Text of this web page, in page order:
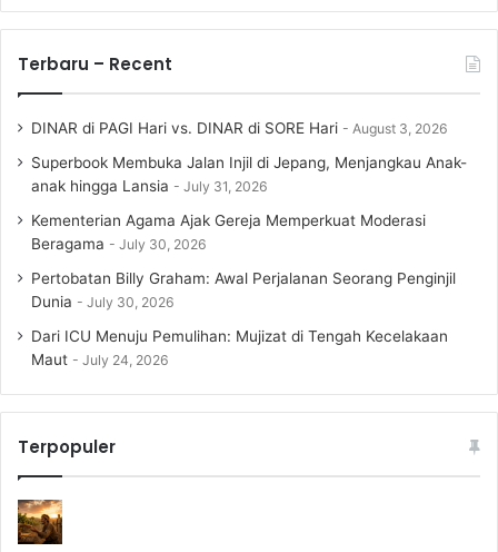
Terbaru – Recent
DINAR di PAGI Hari vs. DINAR di SORE Hari August 3, 2026
Superbook Membuka Jalan Injil di Jepang, Menjangkau Anak-
anak hingga Lansia
July 31, 2026
Kementerian Agama Ajak Gereja Memperkuat Moderasi
Beragama
July 30, 2026
Pertobatan Billy Graham: Awal Perjalanan Seorang Penginjil
Dunia
July 30, 2026
Dari ICU Menuju Pemulihan: Mujizat di Tengah Kecelakaan
Maut
July 24, 2026
Terpopuler